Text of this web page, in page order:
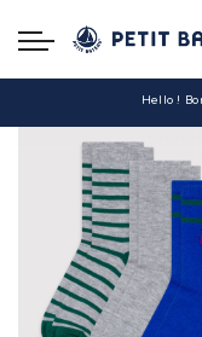
Hello !
La
-10% pour tout